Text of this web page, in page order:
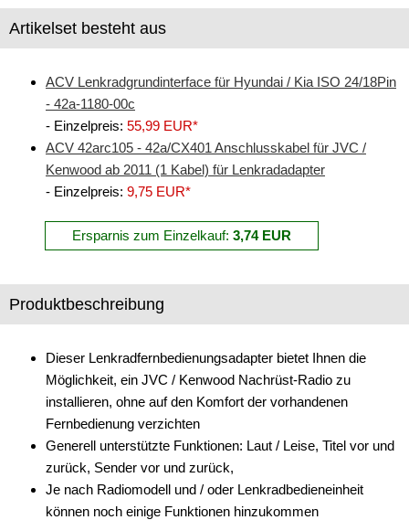
Ersatzteile
Fernbedienungen
Freischaltmodule
Freisprechadapter
Handyhalterungen
Lautsprecheradapter
Lautsprechereinbauset
Lautsprecherkabel
Lautsprecherringe
Lenkradadapter
Artikelset besteht aus
ACV Lenkradgrundinterface für Hyundai / Kia ISO 24/18Pin
- 42a-1180-00c
- Einzelpreis: 55,99 EUR*
ACV 42arc105 - 42a/CX401 Anschlusskabel für JVC /
Kenwood ab 2011 (1 Kabel) für Lenkradadapter
- Einzelpreis: 9,75 EUR*
Ersparnis zum Einzelkauf: 3,74 EUR
Produktbeschreibung
Dieser Lenkradfernbedienungsadapter bietet Ihnen die
Möglichkeit, ein JVC / Kenwood Nachrüst-Radio zu
installieren, ohne auf den Komfort der vorhandenen
Fernbedienung verzichten
Generell unterstützte Funktionen: Laut / Leise, Titel vor und
zurück, Sender vor und zurück,
Je nach Radiomodell und / oder Lenkradbedieneinheit
können noch einige Funktionen hinzukommen